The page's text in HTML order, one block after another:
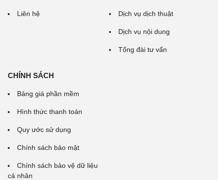
Liên hệ Dịch vụ dịch thuật
Dịch vụ nội dung
Tổng đài tư vấn
CHÍNH SÁCH
Bảng giá phần mềm
Hình thức thanh toán
Quy ước sử dụng
Chính sách bảo mật
Chính sách bảo vệ dữ liệu
cá nhân